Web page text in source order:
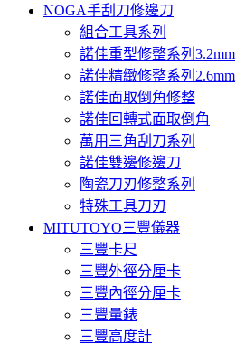
NOGA手刮刀修邊刀
組合工具系列
諾佳重型修整系列3.2mm
諾佳精緻修整系列2.6mm
諾佳面取倒角修整
諾佳回轉式面取倒角
萬用三角刮刀系列
諾佳雙邊修邊刀
陶瓷刀刃修整系列
特殊工具刀刃
MITUTOYO三豐儀器
三豐卡尺
三豐外徑分厘卡
三豐內徑分厘卡
三豐量錶
三豐高度計